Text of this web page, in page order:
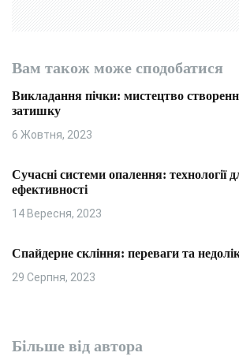
Вам також може сподобатися
Викладання пічки: мистецтво
затишку
6 Жовтня, 2023
Сучасні системи опалення: технології
ефективності
14 Вересня, 2023
Спайдерне скління: переваги та
29 Серпня, 2023
Більше від автора